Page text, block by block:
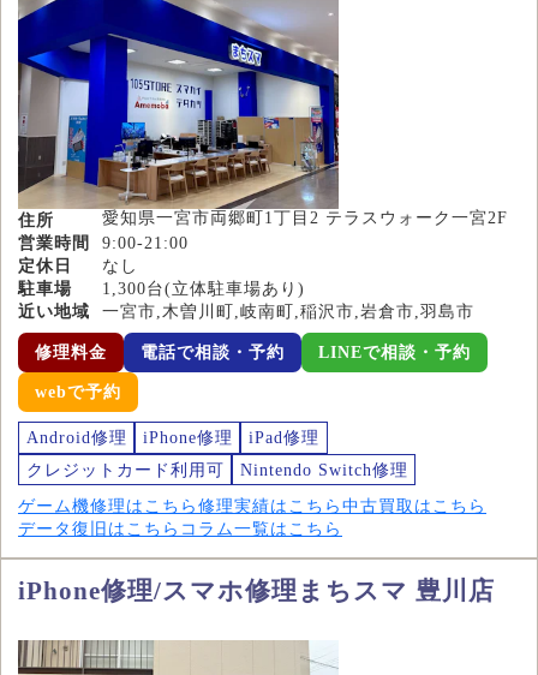
住所
愛知県一宮市両郷町1丁目2 テラスウォーク一宮2F
営業時間
9:00-21:00
定休日
なし
駐車場
1,300台(立体駐車場あり)
近い地域
一宮市,木曽川町,岐南町,稲沢市,岩倉市,羽島市
修理料金 電話で相談・予約 LINEで相談・予約
webで予約
Android修理 iPhone修理
iPad修理
クレジットカード利用可
Nintendo Switch修理
ゲーム機修理はこちら 修理実績はこちら 中古買取はこちら
データ復旧はこちら コラム一覧はこちら
iPhone修理/スマホ修理まちスマ 豊川店